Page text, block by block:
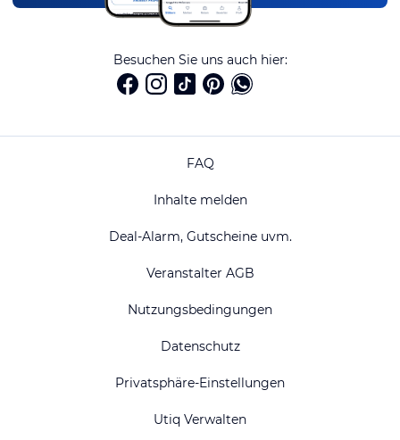
Besuchen Sie uns auch hier:
FAQ
Inhalte melden
Deal-Alarm, Gutscheine uvm.
Veranstalter AGB
Nutzungsbedingungen
Datenschutz
Privatsphäre-Einstellungen
Utiq Verwalten